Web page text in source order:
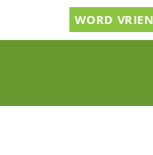
WORD